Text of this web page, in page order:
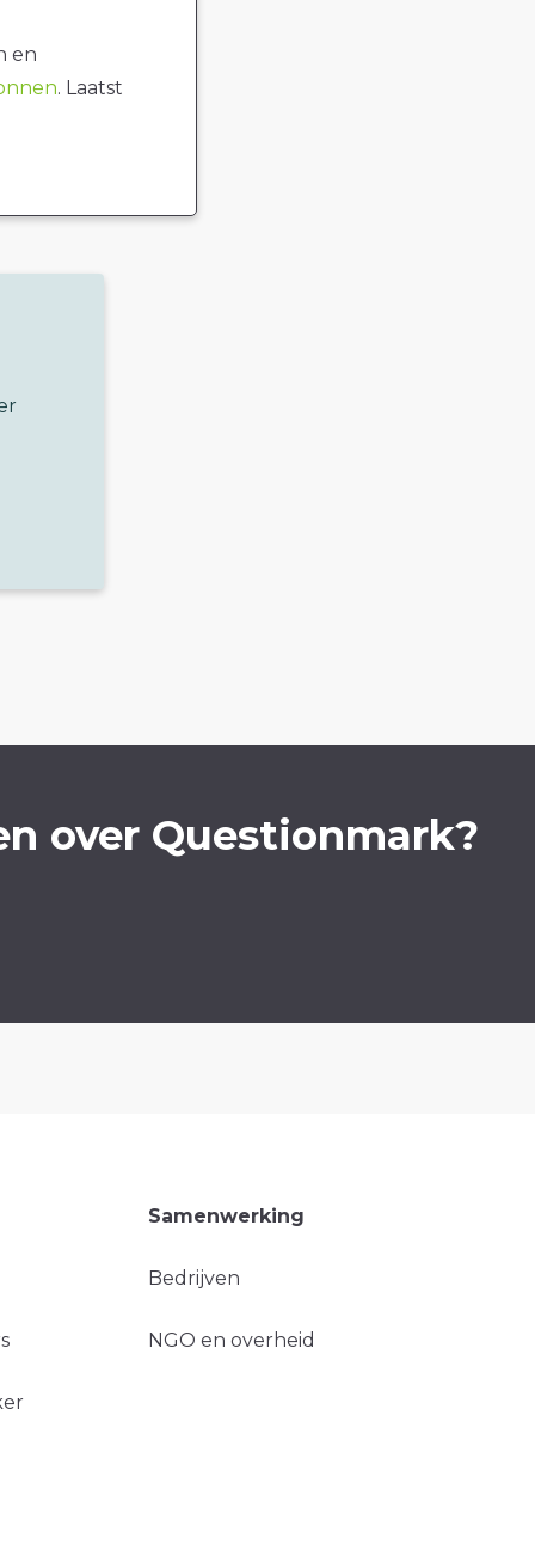
en
. Laatst
over Questionmark?
Samenwerking
Bedrijven
NGO en overheid